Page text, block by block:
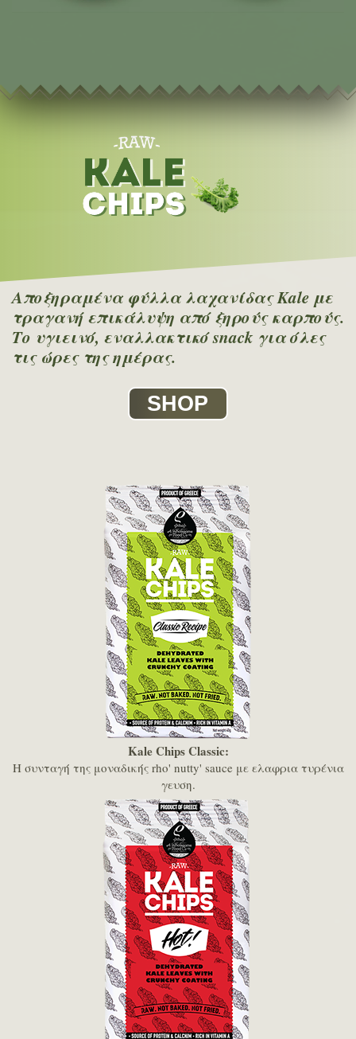
Αποξηραμένα φύλλα λαχανίδας Kale με
τραγανή επικάλυψη από ξηρούς καρπούς.
Το υγιεινό, εναλλακτικό snack για όλες
τις ώρες της ημέρας.
SHOP
Kale Chips Classic:
Η συνταγή της μοναδικής rho' nutty' sauce με ελαφρια τυρένια
γευση.